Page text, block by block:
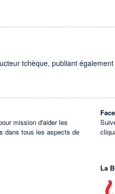
tchèque, publiant
mission d'aider les
dans tous les aspects de
La